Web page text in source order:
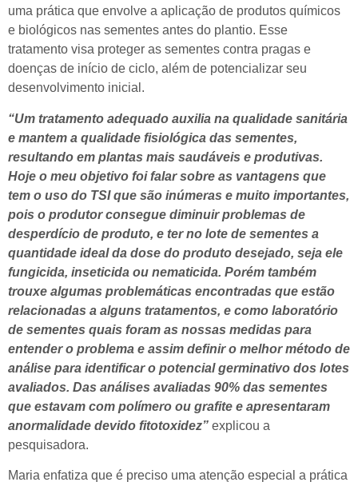
uma prática que envolve a aplicação de produtos químicos
e biológicos nas sementes antes do plantio. Esse
tratamento visa proteger as sementes contra pragas e
doenças de início de ciclo, além de potencializar seu
desenvolvimento inicial.
“Um tratamento adequado auxilia na qualidade sanitária
e mantem a qualidade fisiológica das sementes,
resultando em plantas mais saudáveis e produtivas.
Hoje o meu objetivo foi falar sobre as vantagens que
tem o uso do TSI que são inúmeras e muito importantes,
pois o produtor consegue diminuir problemas de
desperdício de produto, e ter no lote de sementes a
quantidade ideal da dose do produto desejado, seja ele
fungicida, inseticida ou nematicida. Porém também
trouxe algumas problemáticas encontradas que estão
relacionadas a alguns tratamentos, e como laboratório
de sementes quais foram as nossas medidas para
entender o problema e assim definir o melhor método de
análise para identificar o potencial germinativo dos lotes
avaliados. Das análises avaliadas 90% das sementes
que estavam com polímero ou grafite e apresentaram
anormalidade devido fitotoxidez” explicou a
pesquisadora.
Maria enfatiza que é preciso uma atenção especial a prática